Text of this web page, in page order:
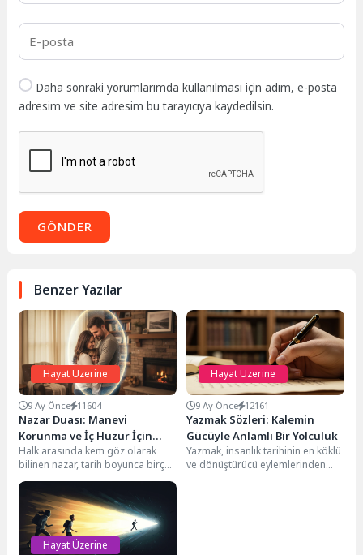
Daha sonraki yorumlarımda kullanılması için adım, e-posta
adresim ve site adresim bu tarayıcıya kaydedilsin.
GÖNDER
Benzer Yazılar
Hayat Üzerine
9 Ay Önce 11604
Nazar Duası: Manevi
Korunma ve İç Huzur İçin
Kapsamlı Rehber
Halk arasında kem göz olarak
bilinen nazar, tarih boyunca birçok
kültürde varlığına inanılan,
olumsuz etkiler...
Hayat Üzerine
9 Ay Önce 12161
Yazmak Sözleri: Kalemin
Gücüyle Anlamlı Bir Yolculuk
Yazmak, insanlık tarihinin en köklü
ve dönüştürücü eylemlerinden
Hayat Üzerine